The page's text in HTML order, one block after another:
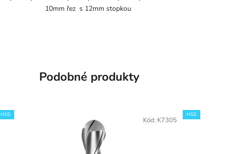
10mm řez s 12mm stopkou
Podobné produkty
HSS
Kód: K7305
HSS